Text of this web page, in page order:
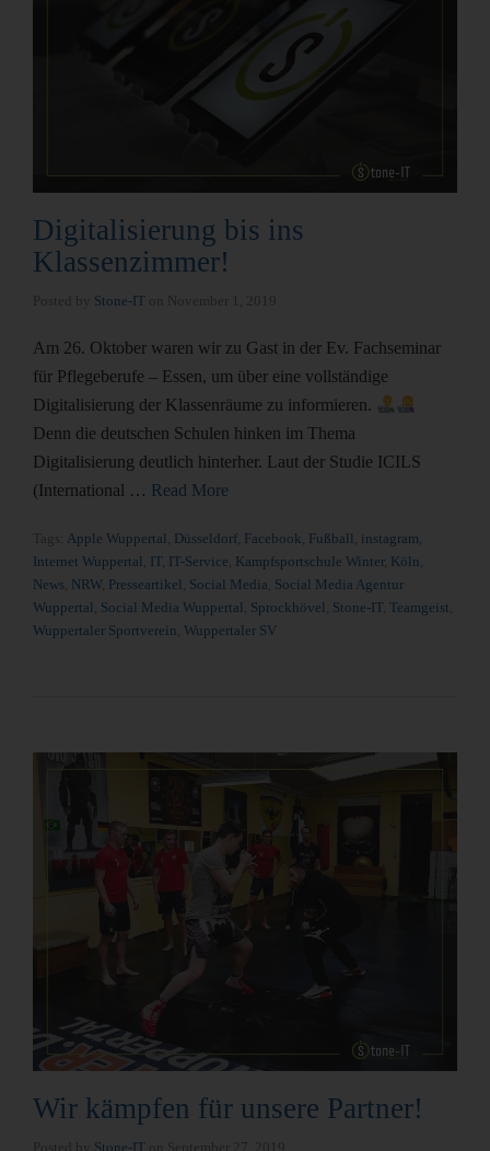
Digitalisierung bis ins
Klassenzimmer!
Stone-IT
Am 26. Oktober waren wir zu Gast in der Ev. Fachseminar
für Pflegeberufe – Essen, um über eine vollständige
Digitalisierung der Klassenräume zu informieren.
Denn die deutschen Schulen hinken im Thema
Digitalisierung deutlich hinterher. Laut der Studie ICILS
(International … Read More
Apple Wuppertal Düsseldorf Facebook Fußball instagram
Internet Wuppertal IT, IT-Service Kampfsportschule Winter, Köln
News NRW, Presseartikel Social Media Social Media Agentur
Wuppertal Social Media Wuppertal Sprockhövel Stone-IT, Teamgeist
Wuppertaler Sportverein Wuppertaler SV
Wir kämpfen für unsere Partner!
Stone-IT